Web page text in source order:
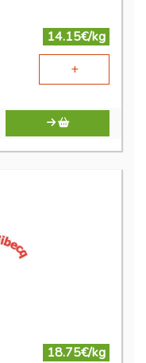
14.15€/kg
+
18.75€/kg